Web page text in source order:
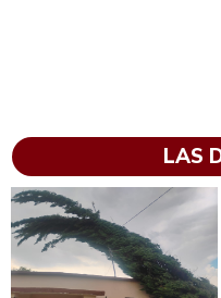
LAS